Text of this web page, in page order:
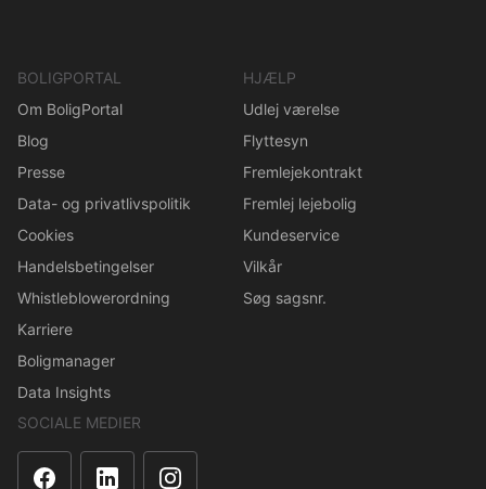
BOLIGPORTAL
Om BoligPortal
Blog
Presse
Data- og privatlivspolitik
Cookies
Handelsbetingelser
Whistleblowerordning
Karriere
Boligmanager
Data Insights
HJÆLP
Udlej værelse
Flyttesyn
Fremlejekontrakt
Fremlej lejebolig
Kundeservice
Vilkår
Søg sagsnr.
SOCIALE MEDIER